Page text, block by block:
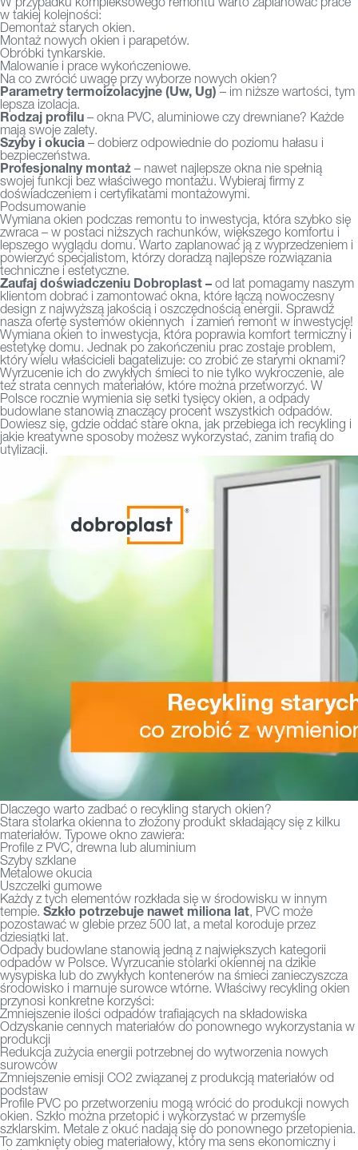
w takiej kolejności:
Demontaż starych okien.
Montaż nowych okien i parapetów.
Obróbki tynkarskie.
Malowanie i prace wykończeniowe.
Na co zwrócić uwagę przy wyborze nowych okien?
Parametry termoizolacyjne (Uw, Ug) – im niższe wartości, tym
lepsza izolacja.
Rodzaj profilu – okna PVC, aluminiowe czy drewniane? Każde
mają swoje zalety.
Szyby i okucia – dobierz odpowiednie do poziomu hałasu i
bezpieczeństwa.
Profesjonalny montaż – nawet najlepsze okna nie spełnią
swojej funkcji bez właściwego montażu. Wybieraj firmy z
doświadczeniem i certyfikatami montażowymi.
Podsumowanie
Wymiana okien podczas remontu to inwestycja, która szybko się
zwraca – w postaci niższych rachunków, większego komfortu i
lepszego wyglądu domu. Warto zaplanować ją z wyprzedzeniem i
powierzyć specjalistom, którzy doradzą najlepsze rozwiązania
techniczne i estetyczne.
Zaufaj doświadczeniu Dobroplast – od lat pomagamy naszym
klientom dobrać i zamontować okna, które łączą nowoczesny
design z najwyższą jakością i oszczędnością energii. Sprawdź
nasza ofertę systemów okiennych i zamień remont w inwestycję!
Wymiana okien to inwestycja, która poprawia komfort termiczny i
estetykę domu. Jednak po zakończeniu prac zostaje problem,
który wielu właścicieli bagatelizuje: co zrobić ze starymi oknami?
Wyrzucenie ich do zwykłych śmieci to nie tylko wykroczenie, ale
też strata cennych materiałów, które można przetworzyć. W
Polsce rocznie wymienia się setki tysięcy okien, a odpady
budowlane stanowią znaczący procent wszystkich odpadów.
Dowiesz się, gdzie oddać stare okna, jak przebiega ich recykling i
jakie kreatywne sposoby możesz wykorzystać, zanim trafią do
utylizacji.
Dlaczego warto zadbać o recykling starych okien?
Stara stolarka okienna to złożony produkt składający się z kilku
materiałów. Typowe okno zawiera:
Profile z PVC, drewna lub aluminium
Szyby szklane
Metalowe okucia
Uszczelki gumowe
Każdy z tych elementów rozkłada się w środowisku w innym
tempie. Szkło potrzebuje nawet miliona lat, PVC może
pozostawać w glebie przez 500 lat, a metal koroduje przez
dziesiątki lat.
Odpady budowlane stanowią jedną z największych kategorii
odpadów w Polsce. Wyrzucanie stolarki okiennej na dzikie
wysypiska lub do zwykłych kontenerów na śmieci zanieczyszcza
środowisko i marnuje surowce wtórne. Właściwy recykling okien
przynosi konkretne korzyści:
Zmniejszenie ilości odpadów trafiających na składowiska
Odzyskanie cennych materiałów do ponownego wykorzystania w
produkcji
Redukcja zużycia energii potrzebnej do wytworzenia nowych
surowców
Zmniejszenie emisji CO2 związanej z produkcją materiałów od
podstaw
Profile PVC po przetworzeniu mogą wrócić do produkcji nowych
okien. Szkło można przetopić i wykorzystać w przemyśle
szklarskim. Metale z okuć nadają się do ponownego przetopienia.
To zamknięty obieg materiałowy, który ma sens ekonomiczny i